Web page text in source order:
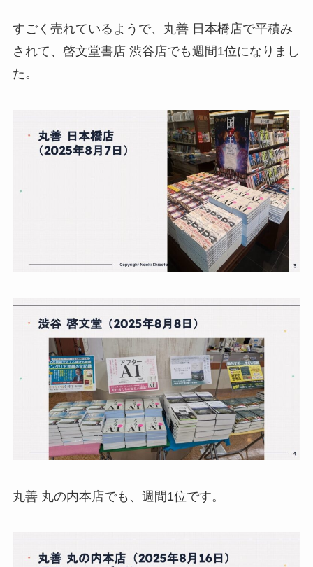
すごく売れているようで、丸善 日本橋店で平積み
されて、啓文堂書店 渋谷店でも週間1位になりまし
た。
丸善 丸の内本店でも、週間1位です。